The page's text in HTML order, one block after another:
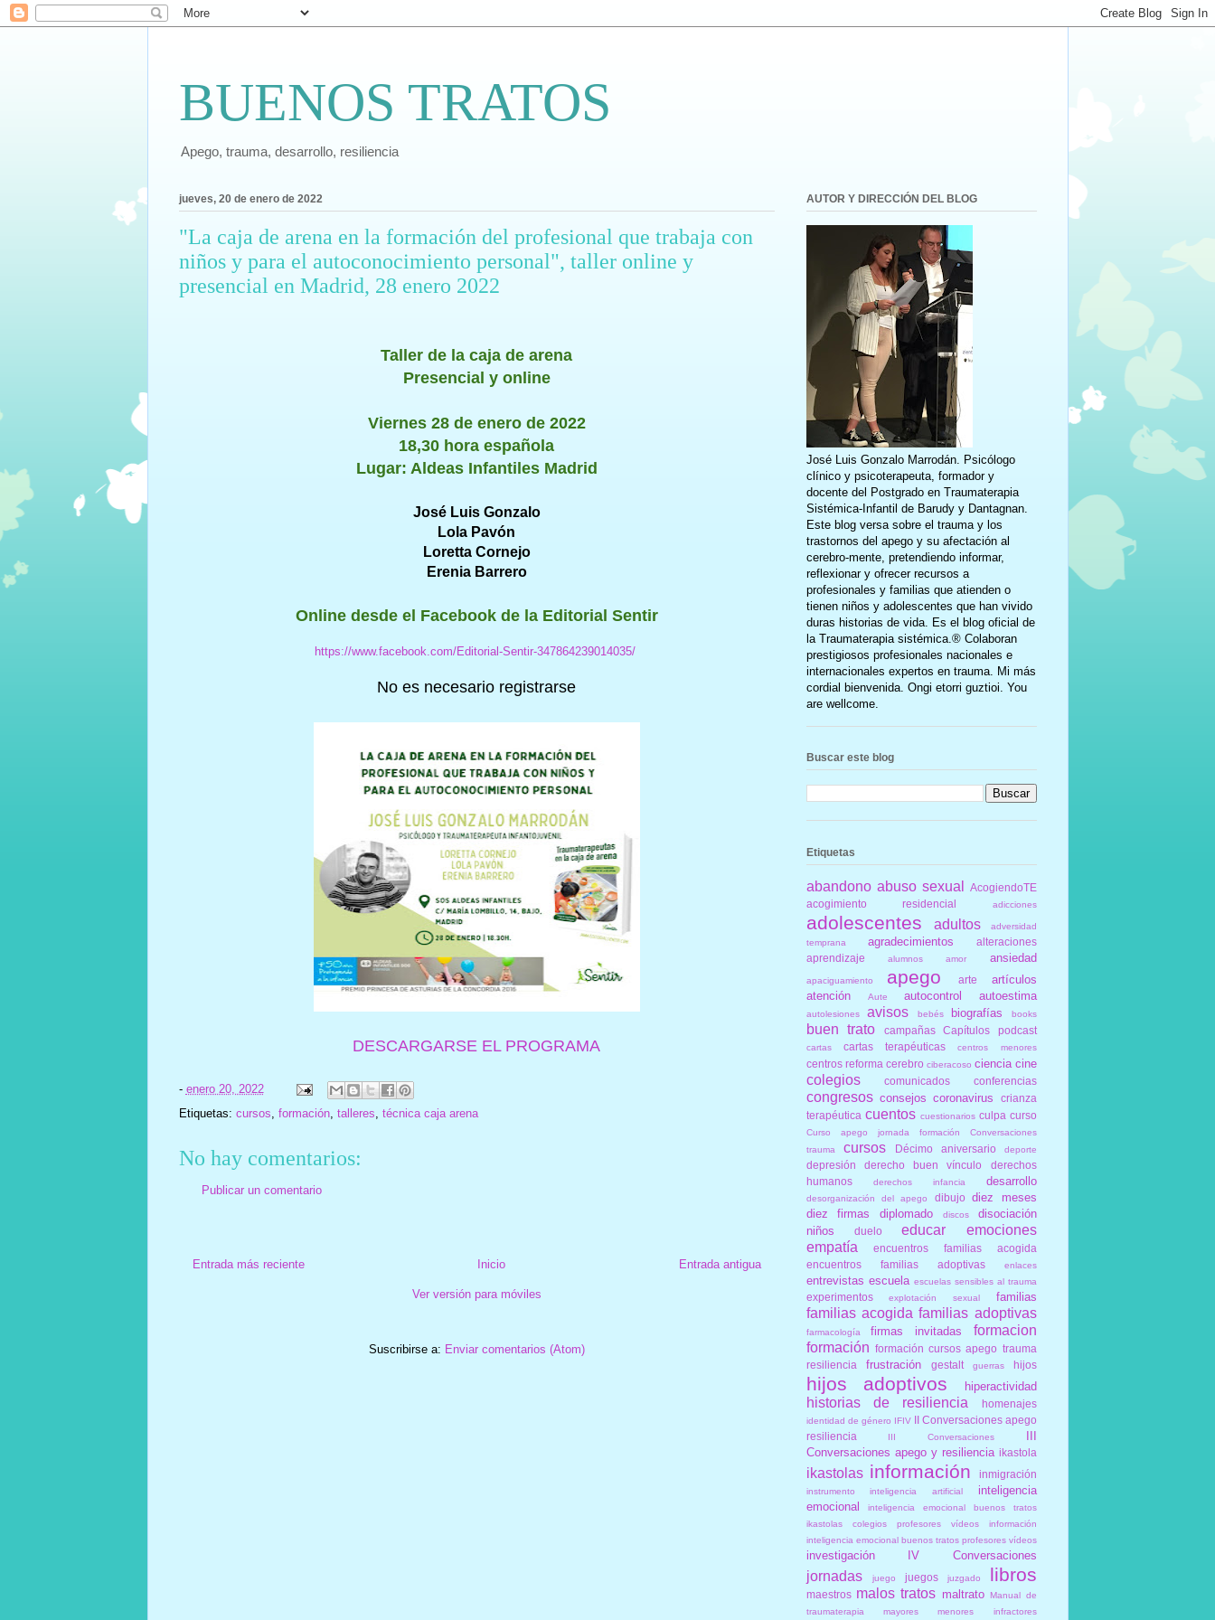
BUENOS TRATOS
Apego, trauma, desarrollo, resiliencia
jueves, 20 de enero de 2022
"La caja de arena en la formación del profesional que trabaja con
niños y para el autoconocimiento personal", taller online y
presencial en Madrid, 28 enero 2022
Taller de la caja de arena
Presencial y online
Viernes 28 de enero de 2022
18,30 hora española
Lugar: Aldeas Infantiles Madrid
José Luis Gonzalo
Lola Pavón
Loretta Cornejo
Erenia Barrero
Online desde el Facebook de la Editorial Sentir
https://www.facebook.com/Editorial-Sentir-347864239014035/
No es necesario registrarse
DESCARGARSE EL PROGRAMA
- enero 20, 2022
Etiquetas: cursos formación, talleres técnica caja arena
No hay comentarios:
Publicar un comentario
Entrada más reciente Entrada antigua
Inicio
Ver versión para móviles
Suscribirse a: Enviar comentarios (Atom)
AUTOR Y DIRECCIÓN DEL BLOG
José Luis Gonzalo Marrodán. Psicólogo
clínico y psicoterapeuta, formador y
docente del Postgrado en Traumaterapia
Sistémica-Infantil de Barudy y Dantagnan.
Este blog versa sobre el trauma y los
trastornos del apego y su afectación al
cerebro-mente, pretendiendo informar,
reflexionar y ofrecer recursos a
profesionales y familias que atienden o
tienen niños y adolescentes que han vivido
duras historias de vida. Es el blog oficial de
la Traumaterapia sistémica.® Colaboran
prestigiosos profesionales nacionales e
internacionales expertos en trauma. Mi más
cordial bienvenida. Ongi etorri guztioi. You
are wellcome.
Buscar este blog
Etiquetas
abandono abuso sexual
AcogiendoTE
acogimiento residencial
adicciones
adolescentes adultos
adversidad
temprana
agradecimientos
alteraciones
aprendizaje
alumnos amor ansiedad
apaciguamiento apego arte
artículos
atención
Aute autocontrol autoestima
autolesiones avisos bebés biografías books
buen trato campañas Capítulos podcast
cartas cartas terapéuticas centros menores
centros reforma cerebro ciberacoso ciencia cine
colegios comunicados conferencias
congresos consejos coronavirus
crianza
terapéutica cuentos cuestionarios culpa curso
Curso apego jornada formación Conversaciones
trauma
cursos Décimo aniversario deporte
depresión derecho buen vínculo
derechos
humanos
derechos infancia desarrollo
desorganización del apego dibujo diez meses
diez firmas
diplomado discos
disociación
niños
duelo educar
emociones
empatía
encuentros familias acogida
encuentros familias adoptivas
enlaces
entrevistas escuela escuelas sensibles al trauma
experimentos explotación sexual familias
familias acogida familias adoptivas
farmacología firmas invitadas
formacion
formación formación cursos apego trauma
resiliencia
frustración gestalt guerras hijos
hijos adoptivos hiperactividad
historias de resiliencia homenajes
identidad de género IFIV II Conversaciones apego
resiliencia
III Conversaciones
III
Conversaciones apego y resiliencia ikastola
ikastolas información inmigración
instrumento inteligencia artificial
inteligencia
emocional
inteligencia emocional buenos tratos
ikastolas colegios profesores vídeos información
inteligencia emocional buenos tratos profesores vídeos
investigación IV Conversaciones
jornadas juego juegos juzgado libros
maestros malos tratos maltrato Manual de
traumaterapia
mayores menores infractores